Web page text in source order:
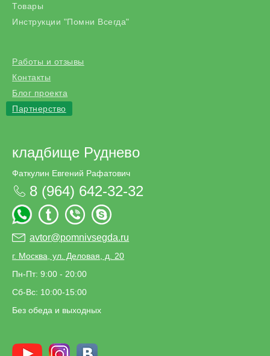
Товары
Инструкции "Помни Всегда"
Работы и отзывы
Контакты
Блог проекта
Партнерство
кладбище Руднево
Фаткулин Евгений Рафатович
8 (964) 642-32-32
avtor@pomnivsegda.ru
г. Москва, ул. Деловая, д. 20
Пн-Пт: 9:00 - 20:00
Сб-Вс: 10:00-15:00
Без обеда и выходных